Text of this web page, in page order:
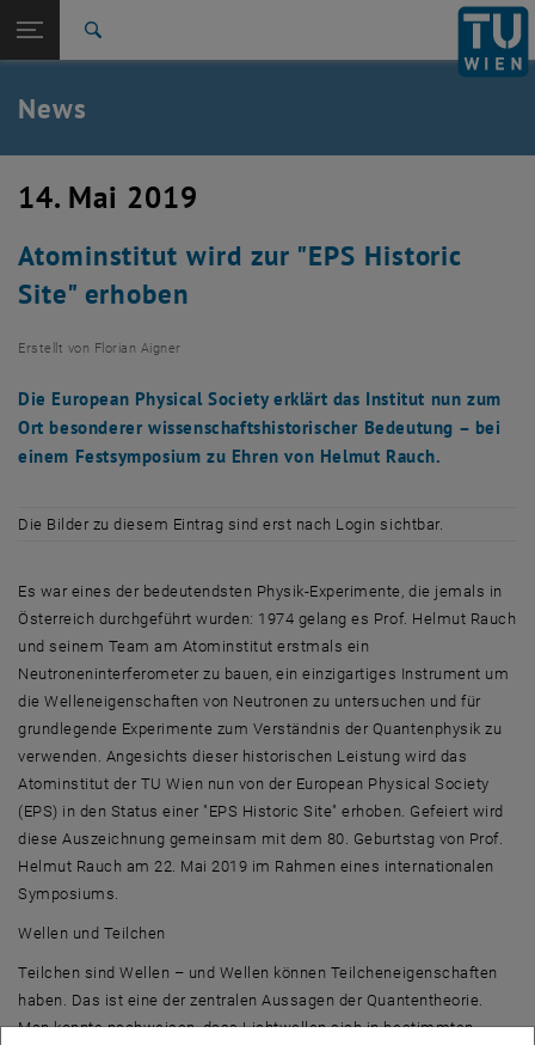
TU Login
Quicklinks
Quicklinks-Menü umschalten
Studium
Zurück: Subseiten von Aktuelles auflisten
Zurück zur letzten Ebene:
Aktuelles
News
News
14. Mai 2019
Atominstitut wird zur "EPS Historic
Site" erhoben
Erstellt von Florian Aigner
Die European Physical Society erklärt das Institut nun zum
Ort besonderer wissenschaftshistorischer Bedeutung – bei
einem Festsymposium zu Ehren von Helmut Rauch.
Die Bilder zu diesem Eintrag sind erst nach Login sichtbar.
Es war eines der bedeutendsten Physik-Experimente, die jemals in
Österreich durchgeführt wurden: 1974 gelang es Prof. Helmut Rauch
und seinem Team am Atominstitut erstmals ein
Neutroneninterferometer zu bauen, ein einzigartiges Instrument um
die Welleneigenschaften von Neutronen zu untersuchen und für
grundlegende Experimente zum Verständnis der Quantenphysik zu
verwenden. Angesichts dieser historischen Leistung wird das
Atominstitut der TU Wien nun von der European Physical Society
(EPS) in den Status einer "EPS Historic Site" erhoben. Gefeiert wird
diese Auszeichnung gemeinsam mit dem 80. Geburtstag von Prof.
Helmut Rauch am 22. Mai 2019 im Rahmen eines internationalen
Symposiums.
Wellen und Teilchen
Teilchen sind Wellen – und Wellen können Teilcheneigenschaften
haben. Das ist eine der zentralen Aussagen der Quantentheorie.
Man konnte nachweisen, dass Lichtwellen sich in bestimmten